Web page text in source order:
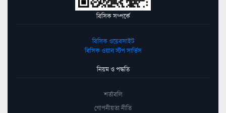
বিসিক সম্পর্কে
বিসিক ওয়েবসাইট
বিসিক ওয়ান স্টপ সার্ভিস
নিয়ম ও পদ্ধতি
শর্তাবলি
গোপনীয়তা নীতি